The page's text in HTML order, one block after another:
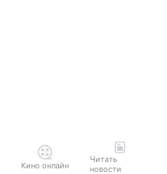
Кино онлайн
Читать
новости